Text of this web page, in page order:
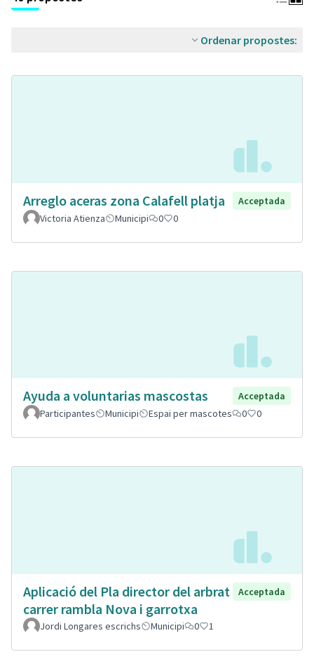
Ordenar propostes:
Arreglo aceras zona Calafell platja
Acceptada
Victoria Atienza
Municipi 0 0
Ayuda a voluntarias mascostas
Acceptada
Participantes
Municipi Espai per mascotes 0 0
Aplicació del Pla director del arbrat
carrer rambla Nova i garrotxa
Acceptada
Jordi Longares escrichs Municipi 0 1